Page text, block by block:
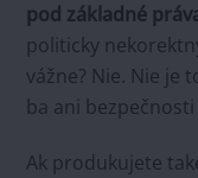
pod základné
politicky
vážne? Nie. Nie je
ba ani
Ak produkujete